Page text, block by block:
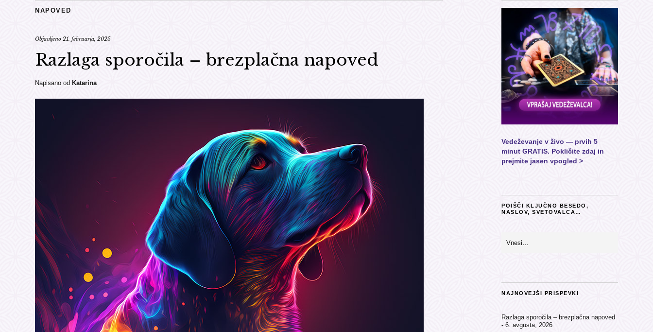
NAPOVED
Objavljeno 21. februarja, 2025
Razlaga sporočila – brezplačna napoved
Napisano od Katarina
Vedeževanje v živo — prvih 5
minut GRATIS. Pokličite zdaj in
prejmite jasen vpogled >
POIŠČI KLJUČNO BESEDO,
NASLOV, SVETOVALCA…
NAJNOVEJŠI PRISPEVKI
Razlaga sporočila – brezplačna napoved
6. avgusta, 2026